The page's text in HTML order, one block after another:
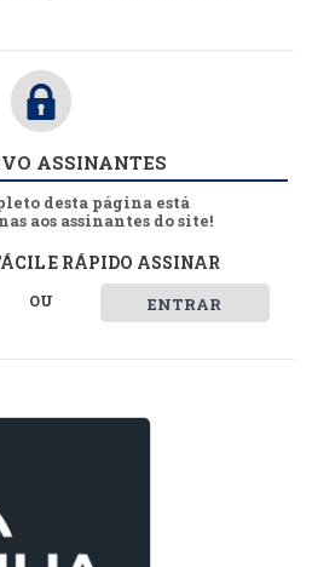
ASSINANTES
desta página está
aos assinantes do site!
E RÁPIDO ASSINAR
OU ENTRAR